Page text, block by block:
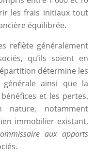
les frais initiaux tout
équilibrée.
reflète généralement
qu’ils soient en
détermine les
ainsi que la
et les pertes.
nature, notamment
immobilier existant,
aux apports